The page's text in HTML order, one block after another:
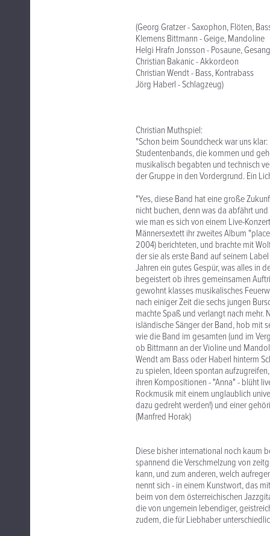
(Georg Gratzer - Saxophon, Flöten,
Klemens Bittmann - Geige, Mandoline
Helgi Hrafn Jonsson - Posaune, Gesang
Christian Bakanic - Akkordeon
Christian Wendt - Bass, Kontrabass
Jörg Haberl - Schlagzeug)
Christian Muthspiel:
"Schon beim Soundcheck war uns
Studentenbands, die kommen und
musikalisch begabten und technisch
der Gruppe in den Vordergrund. Ein
"Yes, diese Band hat eine große
nicht buchen, denn was da abfährt
wie man es sich von einem Live-
Männersextett ihr zweites Album
2004) berichteten, und brachte mit
der sie als erste Band auf seinem
Jahren ein gutes Gespür, was alles in
begeistert ob ihres gemeinsamen
gewohnt klasses musikalisches
nach einiger Zeit die sechs jungen
machte Spaß und verlangt nach
isländische Sänger der Band, hob mit
wie die Band im gesamten (und im
ob Bittmann an der Violine und
Wendt am Bass oder Haberl hinterm
zu spielen, Ideen spontan
ihren Kompositionen - "Anna" - blüht
Rockmusik mit einem unglaublich
dazu gedreht werden!) und einer
(Manfred Horak)
Diese bisher international noch kaum
spannend die Verschmelzung von
kann, und zum anderen, welch
nennt sich - in einem Kunstwort, das
beim von dem österreichischen
die von ungemein lebendiger,
zudem, die für Liebhaber